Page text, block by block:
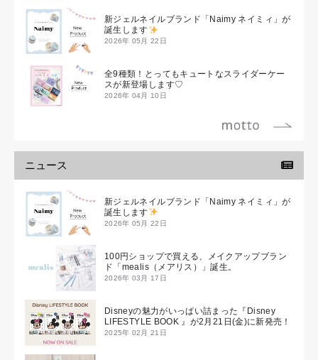
新ジェルネイルブランド「Naimy ネイミィ」が
誕生します
2026年 05月 22日
全9種類！とってもキュートなスライダーケー
スが新登場します♡
2026年 04月 10日
ニュース
新ジェルネイルブランド「Naimy ネイミィ」が
誕生します
2026年 05月 22日
100円ショップで買える、メイクアップブラン
ド「mealis（メアリス）」誕生。
2026年 03月 17日
Disneyの魅力がいっぱい詰まった『Disney
LIFESTYLE BOOK 』が2月21日(金)に新発売！
2025年 02月 21日